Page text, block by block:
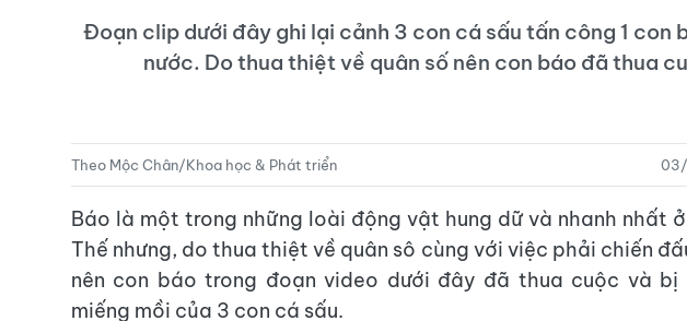
Đoạn clip dưới đây ghi lại cảnh 3 con cá sấu tấn công 1 con
nước. Do thua thiệt về quân số nên con báo đã thua
Theo Mộc Chân/Khoa học & Phát triển
Báo là một trong những loài động vật hung dữ và nhanh nhất
Thế nhưng, do thua thiệt về quân sô cùng với việc phải chiến
nên con báo trong đoạn video dưới đây đã thua cuộc và bị
miếng mồi của 3 con cá sấu.